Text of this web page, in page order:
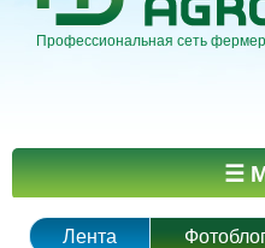
Профессиональная сеть
Главное меню ☰
Лента